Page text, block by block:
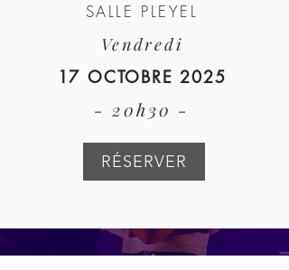
SALLE PLEYEL
Vendredi
17 OCTOBRE 2025
- 20h30 -
RÉSERVER